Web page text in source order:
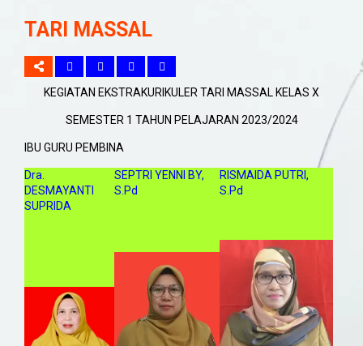
TARI MASSAL
KEGIATAN EKSTRAKURIKULER TARI MASSAL KELAS X
SEMESTER 1 TAHUN PELAJARAN 2023/2024
IBU GURU PEMBINA
Dra.
DESMAYANTI
SUPRIDA
SEPTRI YENNI BY,
S.Pd
RISMAIDA PUTRI,
S.Pd